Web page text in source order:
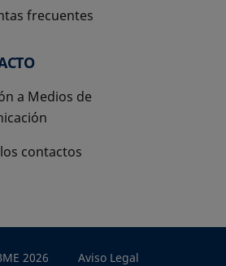
frecuentes
a Medios de
contactos
2026
Aviso Legal